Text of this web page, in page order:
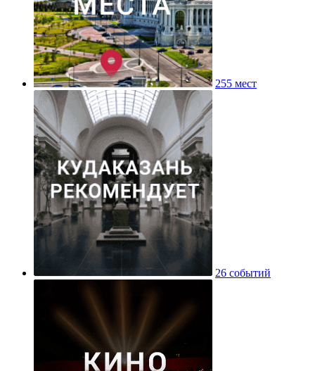
255 мест
26 событий